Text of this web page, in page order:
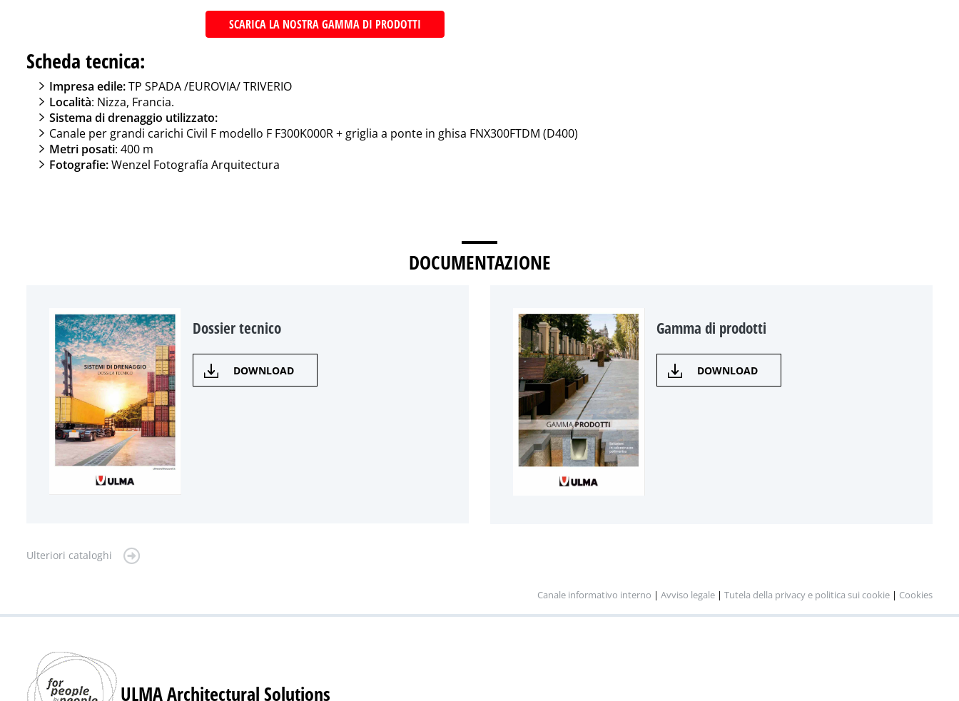
SCARICA LA NOSTRA GAMMA DI PRODOTTI
Scheda tecnica:
Impresa edile:TP SPADA /EUROVIA/ TRIVERIO
Località: Nizza, Francia.
Sistema di drenaggio utilizzato:
Canale per grandi carichi Civil F modello F F300K000R + griglia a ponte in ghisa FNX300FTDM (D400)
Metri posati: 400 m
Fotografie:Wenzel Fotografía Arquitectura
DOCUMENTAZIONE
Dossier tecnico
DOWNLOAD
Gamma di prodotti
DOWNLOAD
Ulteriori cataloghi
Canale informativo interno | Avviso legale | Tutela della privacy e politica sui cookie | Cookies
ULMA Architectural Solutions